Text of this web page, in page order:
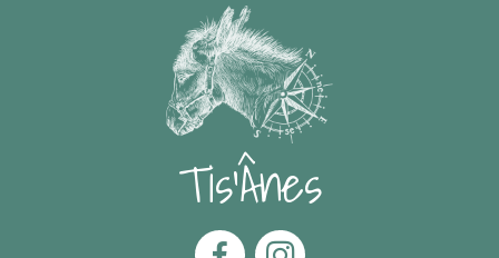
Tis'Ânes